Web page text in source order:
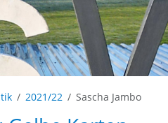
2021/22 Sascha Jambo